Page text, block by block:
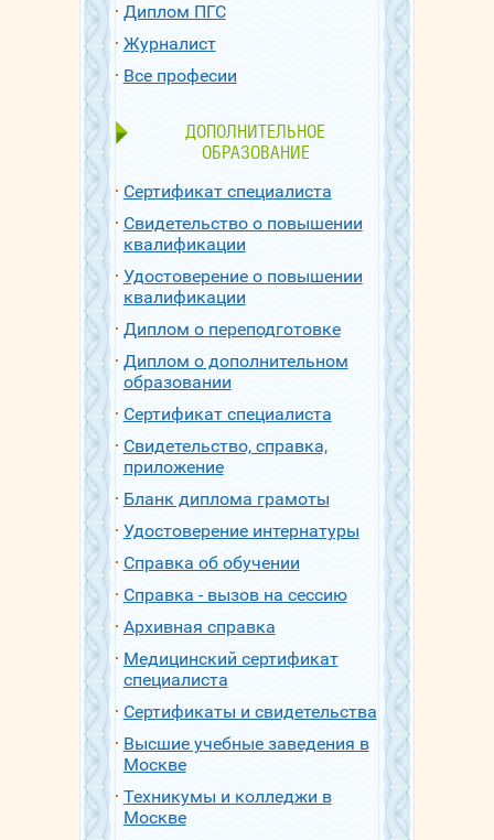
Диплом ПГС
Журналист
Все професии
ДОПОЛНИТЕЛЬНОЕ
ОБРАЗОВАНИЕ
Сертификат специалиста
Свидетельство о повышении
квалификации
Удостоверение о повышении
квалификации
Диплом о переподготовке
Диплом о дополнительном
образовании
Сертификат специалиста
Свидетельство, справка,
приложение
Бланк диплома грамоты
Удостоверение интернатуры
Справка об обучении
Справка - вызов на сессию
Архивная справка
Медицинский сертификат
специалиста
Сертификаты и свидетельства
Высшие учебные заведения в
Москве
Техникумы и колледжи в
Москве